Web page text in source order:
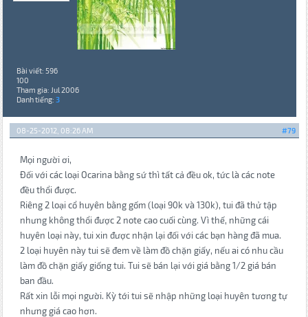
Bài viết: 596
100
Tham gia: Jul 2006
Danh tiếng: 3
#79
08-25-2012, 08:26 AM
Mọi người ơi,
Đối với các loại Ocarina bằng sứ thì tất cả đều ok, tức là các note
đều thổi được.
Riêng 2 loại cổ huyên bằng gốm (loại 90k và 130k), tui đã thử tập
nhưng không thổi được 2 note cao cuối cùng. Vì thế, những cái
huyên loại này, tui xin được nhận lại đối với các bạn hàng đã mua.
2 loại huyên này tui sẽ đem về làm đồ chặn giấy, nếu ai có nhu cầu
làm đồ chặn giấy giống tui. Tui sẽ bán lại với giá bằng 1/2 giá bán
ban đầu.
Rất xin lỗi mọi người. Kỳ tới tui sẽ nhập những loại huyên tương tự
nhưng giá cao hơn.